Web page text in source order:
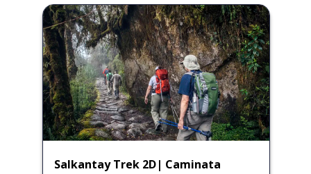
Salkantay Trek 2D| Caminata